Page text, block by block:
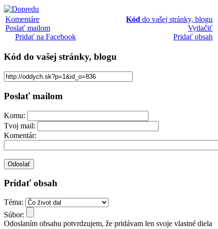
Komentáre
Poslať mailom
Pridať na Facebook
Kód do vašej stránky, blogu
Vytlačiť
Pridať obsah
Kód do vašej stránky, blogu
Poslať mailom
Komu:
Tvoj mail:
Komentár:
Pridať obsah
Téma:
Súbor:
Odoslaním obsahu potvrdzujem, že pridávam len svoje vlastné diela